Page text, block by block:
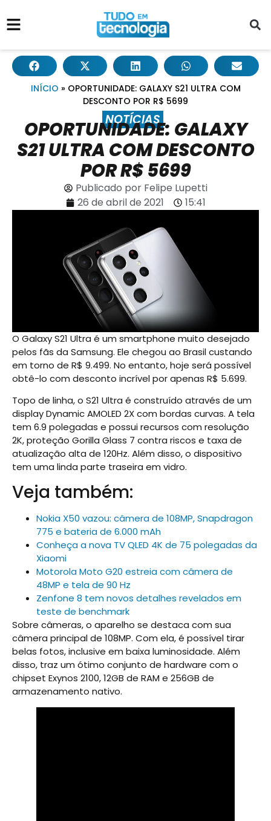
INÍCIO » OPORTUNIDADE: GALAXY S21 ULTRA COM
DESCONTO POR R$ 5699
NOTÍCIAS
OPORTUNIDADE: GALAXY
S21 ULTRA COM DESCONTO
POR R$ 5699
Publicado porFelipe Lupetti
26 de abril de 2021
15:41
O Galaxy S21 Ultra é um smartphone muito desejado
pelos fãs da Samsung. Ele chegou ao Brasil custando
em torno de R$ 9.499. No entanto, hoje será possível
obtê-lo com desconto incrível por apenas R$ 5.699.
Topo de linha, o S21 Ultra é construído através de um
display Dynamic AMOLED 2X com bordas curvas. A tela
tem 6.9 polegadas e possui recursos com resolução
2K, proteção Gorilla Glass 7 contra riscos e taxa de
atualização alta de 120Hz. Além disso, o dispositivo
tem uma linda parte traseira em vidro.
Veja também:
Nokia X50 vazou: câmera de 108MP, Snapdragon
775 e bateria de 6.000 mAh
Conheça a nova TV QLED 4K de 75 polegadas da
Xiaomi
Motorola Moto G20 estreia com câmera de
48MP e tela de 90 Hz
Zenfone 8 tem novos detalhes revelados em
teste de benchmark
Sobre câmeras, o aparelho se destaca com sua
câmera principal de 108MP. Com ela, é possível tirar
belas fotos, inclusive em baixa luminosidade. Além
disso, traz um ótimo conjunto de hardware com o
chipset Exynos 2100, 12GB de RAM e 256GB de
armazenamento nativo.